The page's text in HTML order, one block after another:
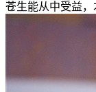
苍生能从中受益，